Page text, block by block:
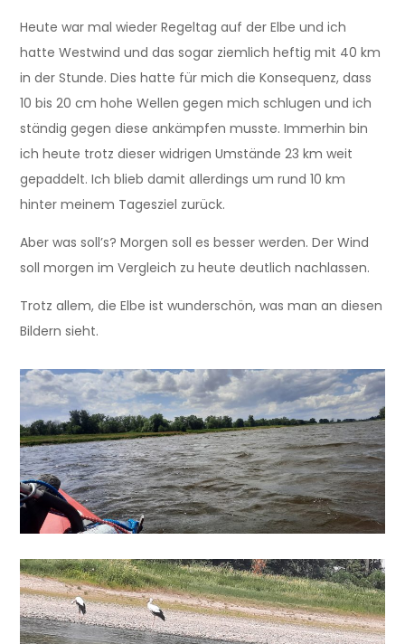
Heute war mal wieder Regeltag auf der Elbe und ich
hatte Westwind und das sogar ziemlich heftig mit 40 km
in der Stunde. Dies hatte für mich die Konsequenz, dass
10 bis 20 cm hohe Wellen gegen mich schlugen und ich
ständig gegen diese ankämpfen musste. Immerhin bin
ich heute trotz dieser widrigen Umstände 23 km weit
gepaddelt. Ich blieb damit allerdings um rund 10 km
hinter meinem Tagesziel zurück.
Aber was soll’s? Morgen soll es besser werden. Der Wind
soll morgen im Vergleich zu heute deutlich nachlassen.
Trotz allem, die Elbe ist wunderschön, was man an diesen
Bildern sieht.